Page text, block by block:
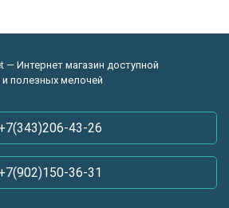
— Интернет магазин доступной
полезных мелочей
43-26
36-31